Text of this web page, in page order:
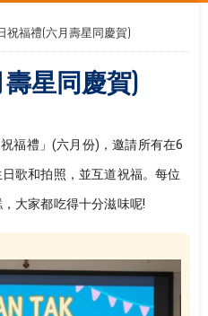
祝福禮(六月壽星同慶賀)
星同慶賀)
福禮」(六月份)，邀請所有在6
歌和拍照，並互道祝福。每位
大家都吃得十分滋味呢!